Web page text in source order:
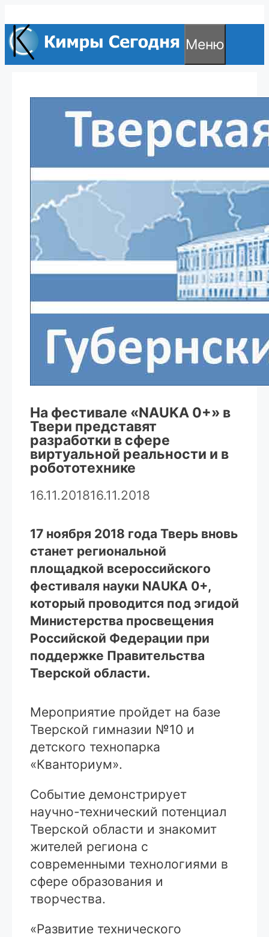
к
содержимому
Меню
На фестивале «NAUKA 0+» в
Твери представят
разработки в сфере
виртуальной реальности и в
робототехнике
16.11.201816.11.2018
17 ноября 2018 года Тверь вновь
станет региональной
площадкой всероссийского
фестиваля науки NAUKA 0+,
который проводится под эгидой
Министерства просвещения
Российской Федерации при
поддержке Правительства
Тверской области.
Мероприятие пройдет на базе
Тверской гимназии №10 и
детского технопарка
«Кванториум».
Событие демонстрирует
научно-технический потенциал
Тверской области и знакомит
жителей региона с
современными технологиями в
сфере образования и
творчества.
«Развитие технического